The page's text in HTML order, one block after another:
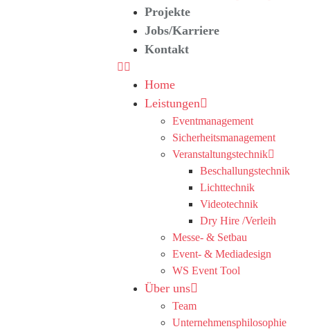
Projekte
Jobs/Karriere
Kontakt
Home
Leistungen
Eventmanagement
Sicherheitsmanagement
Veranstaltungstechnik
Beschallungstechnik
Lichttechnik
Videotechnik
Dry Hire /Verleih
Messe- & Setbau
Event- & Mediadesign
WS Event Tool
Über uns
Team
Unternehmensphilosophie